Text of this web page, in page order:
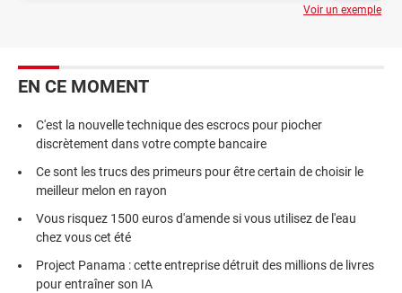
Voir un exemple
EN CE MOMENT
C'est la nouvelle technique des escrocs pour piocher
discrètement dans votre compte bancaire
Ce sont les trucs des primeurs pour être certain de choisir le
meilleur melon en rayon
Vous risquez 1500 euros d'amende si vous utilisez de l'eau
chez vous cet été
Project Panama : cette entreprise détruit des millions de livres
pour entraîner son IA